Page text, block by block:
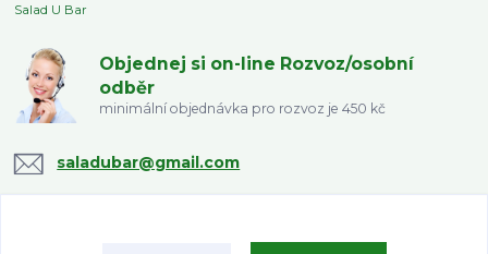
Salad U Bar
Objednej si on-line Rozvoz/osobní
odběr
minimální objednávka pro rozvoz je 450 kč
saladubar@gmail.com